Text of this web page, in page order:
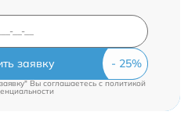
заявку
Вы соглашаетесь cполитикой